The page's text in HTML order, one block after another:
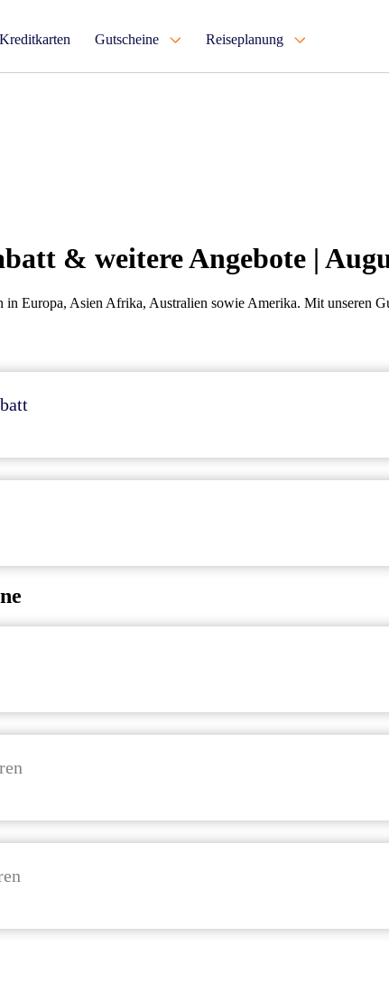
Kreditkarten Gutscheine Reiseplanung
& weitere Angebote |
Europa, Asien Afrika, Australien sowie Amerika. Mit unseren